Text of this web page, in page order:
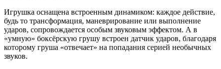
Игрушка оснащена встроенным динамиком: каждое действие,
будь то трансформация, маневрирование или выполнение
ударов, сопровождается особым звуковым эффектом. А в
«умную» боксёрскую грушу встроен датчик ударов, благодаря
которому груша «отвечает» на попадания серией необычных
звуков.